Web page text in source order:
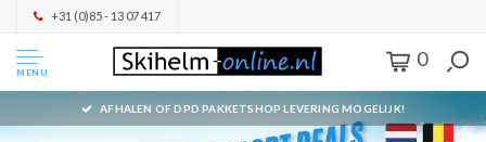
+31 (0)85 - 13 07 417
MENU
0
AFHALEN OF DPD PAKKETSHOP LEVERING MOGELIJK!